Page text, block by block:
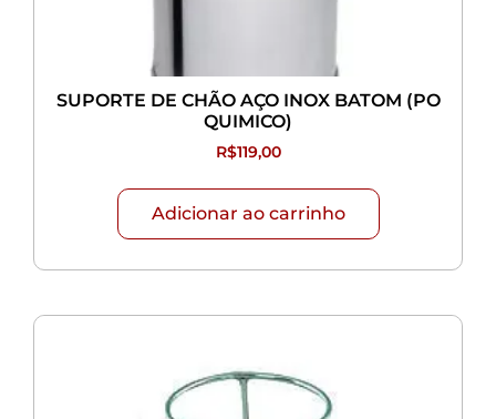
SUPORTE DE CHÃO AÇO INOX BATOM (PO
QUIMICO)
R$119,00
Adicionar ao carrinho